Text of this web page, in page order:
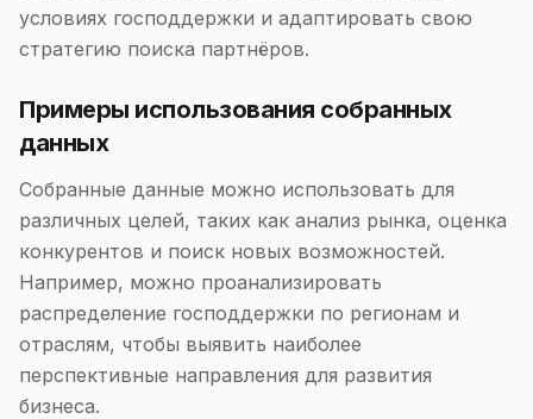
условиях господдержки и адаптировать свою
стратегию поиска партнёров.
Примеры использования собранных
данных
Собранные данные можно использовать для
различных целей, таких как анализ рынка, оценка
конкурентов и поиск новых возможностей.
Например, можно проанализировать
распределение господдержки по регионам и
отраслям, чтобы выявить наиболее
перспективные направления для развития
бизнеса.